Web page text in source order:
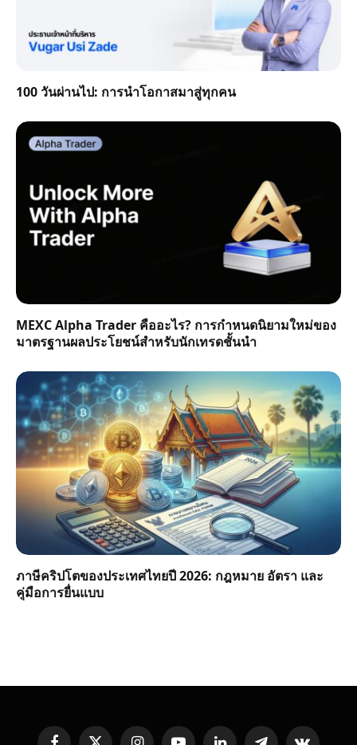
100 วันผ่านไป: การนำโอกาสมาสู่ทุกคน
MEXC Alpha Trader คืออะไร? การกำหนดนิยามใหม่ของ
มาตรฐานผลประโยชน์สำหรับนักเทรดชั้นนำ
ภาษีคริปโตของประเทศไทยปี 2026: กฎหมาย อัตรา และ
คู่มือการยื่นแบบ